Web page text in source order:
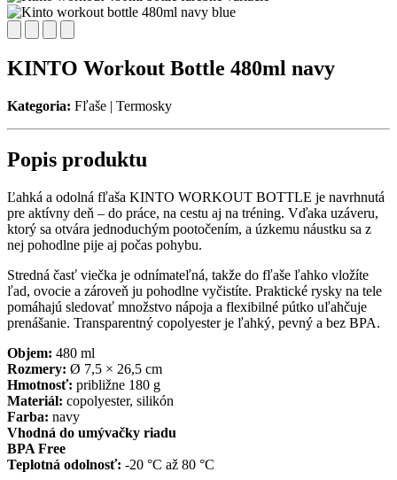
KINTO Workout Bottle 480ml navy
Kategoria: Fľaše | Termosky
Popis produktu
Ľahká a odolná fľaša KINTO WORKOUT BOTTLE je navrhnutá
pre aktívny deň – do práce, na cestu aj na tréning. Vďaka uzáveru,
ktorý sa otvára jednoduchým pootočením, a úzkemu náustku sa z
nej pohodlne pije aj počas pohybu.
Stredná časť viečka je odnímateľná, takže do fľaše ľahko vložíte
ľad, ovocie a zároveň ju pohodlne vyčistíte. Praktické rysky na tele
pomáhajú sledovať množstvo nápoja a flexibilné pútko uľahčuje
prenášanie. Transparentný copolyester je ľahký, pevný a bez BPA.
Objem: 480 ml
Rozmery: Ø 7,5 × 26,5 cm
Hmotnosť: približne 180 g
Materiál: copolyester, silikón
Farba: navy
Vhodná do umývačky riadu
BPA Free
Teplotná odolnosť: -20 °C až 80 °C